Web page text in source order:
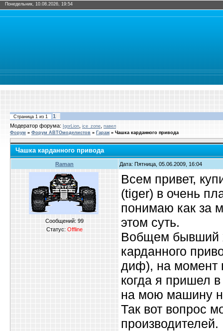
Понедельник, 10.08.2026, 19:54
Страница 1 из 1
1
Модератор форума:
IgorLion ice_zone павел
Форум » Форум АВТОмоделистов » Гараж » Чашка карданного привода
Чашка карданного привода
Raman Дата: Пятница, 05.06.2009, 16:04
Сообщений: 99
Статус: Offline
Всем привет,
(tiger) в очень
понимаю как за
этом суть.
Вобщем бывший
карданного
диф), на момент
когда я пришел
на мою машину
Так вот вопрос
производителей.